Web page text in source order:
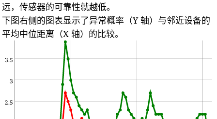
远，传感器的可靠性就越低。
下图右侧的图表显示了异常概率（Y 轴）与邻近设备的
平均中位距离（X 轴）的比较。
2.5
3
3.5